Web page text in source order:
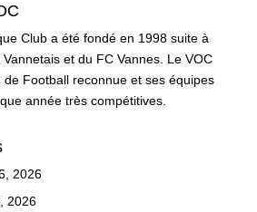
Club a été fondé en 1998 suite à
et du FC Vannes. Le VOC
de Football reconnue et ses équipes
année très compétitives.
2026
2026